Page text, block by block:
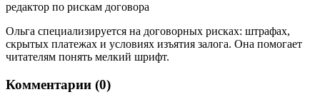
редактор по рискам договора
Ольга специализируется на договорных рисках: штрафах,
скрытых платежах и условиях изъятия залога. Она помогает
читателям понять мелкий шрифт.
Комментарии (0)